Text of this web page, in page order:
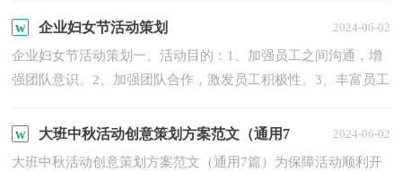
企业妇女节活动策划 2024-06-02
企业妇女节活动策划一、活动目的：1、加强员工之间沟通，增
强团队意识。2、加强团队合作，激发员工积极性。3、丰富员工
上、...大班中秋活动创意策划方案范文（通用7
篇）
2024-06-02
大班中秋活动创意策划方案范文（通用7篇）为保障活动顺利开